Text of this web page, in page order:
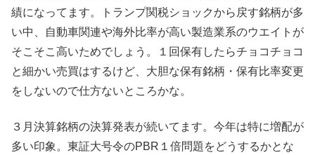
績になってます。トランプ関税ショックから戻す銘柄が多
い中、自動車関連や海外比率が高い製造業系のウエイトが
そこそこ高いためでしょう。１回保有したらチョコチョコ
と細かい売買はするけど、大胆な保有銘柄・保有比率変更
をしないので仕方ないところかな。
３月決算銘柄の決算発表が続いてます。今年は特に増配が
多い印象。東証大号令のPBR１倍問題をどうするかとな